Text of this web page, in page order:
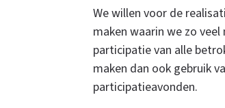
We willen voor de
maken waarin we zo
participatie van alle
maken dan ook gebruik
participatieavonden.